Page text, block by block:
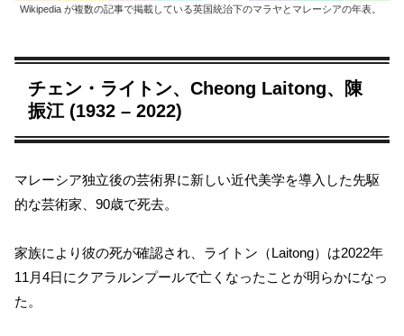
Wikipedia が複数の記事で掲載している英国統治下のマラヤとマレーシアの年表。
チェン・ライトン、Cheong Laitong、陳
振江 (1932 – 2022)
マレーシア独立後の芸術界に新しい近代美学を導入した先駆
的な芸術家、90歳で死去。
家族により彼の死が確認され、ライトン（Laitong）は2022年
11月4日にクアラルンプールで亡くなったことが明らかになっ
た。